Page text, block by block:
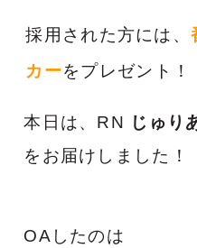
採用された方には、
カーをプレゼント！
本日は、RN じゅり
をお届けしました！
OAしたのは